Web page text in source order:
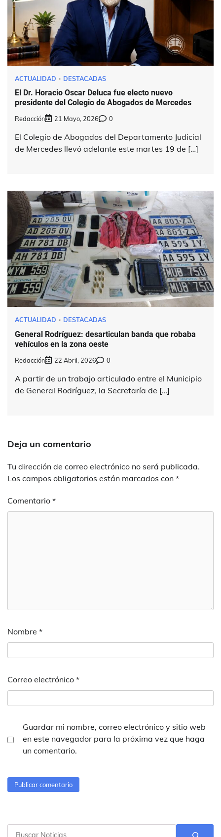
ACTUALIDAD DESTACADAS
El Dr. Horacio Oscar Deluca fue electo nuevo
presidente del Colegio de Abogados de Mercedes
Redacción 21 Mayo, 2026 0
El Colegio de Abogados del Departamento Judicial
de Mercedes llevó adelante este martes 19 de […]
ACTUALIDAD DESTACADAS
General Rodríguez: desarticulan banda que robaba
vehículos en la zona oeste
Redacción 22 Abril, 2026 0
A partir de un trabajo articulado entre el Municipio
de General Rodríguez, la Secretaría de […]
Deja un comentario
Tu dirección de correo electrónico no será publicada.
Los campos obligatorios están marcados con *
Comentario *
Nombre *
Correo electrónico *
Guardar mi nombre, correo electrónico y sitio web
en este navegador para la próxima vez que haga
un comentario.